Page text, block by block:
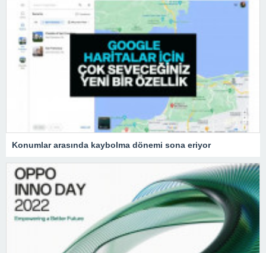
Konumlar arasında kaybolma dönemi sona eriyor